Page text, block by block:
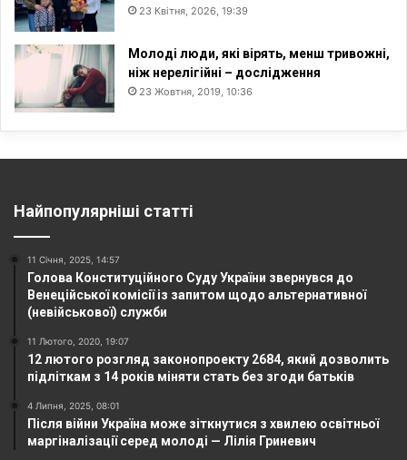
23 Квітня, 2026, 19:39
Молоді люди, які вірять, менш тривожні,
ніж нерелігійні – дослідження
23 Жовтня, 2019, 10:36
Найпопулярніші статті
11 Січня, 2025, 14:57
Голова Конституційного Суду України звернувся до
Венеційської комісії із запитом щодо альтернативної
(невійськової) служби
11 Лютого, 2020, 19:07
12 лютого розгляд законопроекту 2684, який дозволить
підліткам з 14 років міняти стать без згоди батьків
4 Липня, 2025, 08:01
Після війни Україна може зіткнутися з хвилею освітньої
маргіналізації серед молоді — Лілія Гриневич